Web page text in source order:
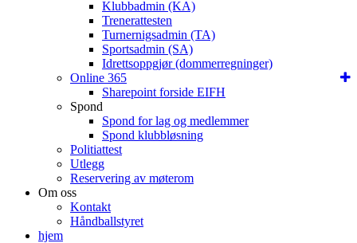
Klubbadmin (KA)
Trenerattesten
Turnernigsadmin (TA)
Sportsadmin (SA)
Idrettsoppgjør (dommerregninger)
Online 365
Sharepoint forside EIFH
Spond
Spond for lag og medlemmer
Spond klubbløsning
Politiattest
Utlegg
Reservering av møterom
Om oss
Kontakt
Håndballstyret
hjem